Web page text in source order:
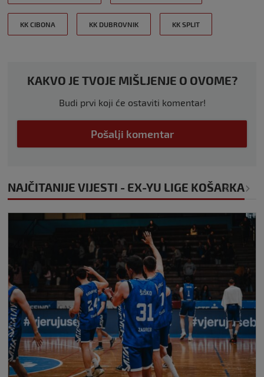
KK CIBONA KK DUBROVNIK KK SPLIT
KAKVO JE TVOJE MIŠLJENJE O OVOME?
Budi prvi koji će ostaviti komentar!
Pošalji komentar
NAJČITANIJE VIJESTI - EX-YU LIGE KOŠARKA